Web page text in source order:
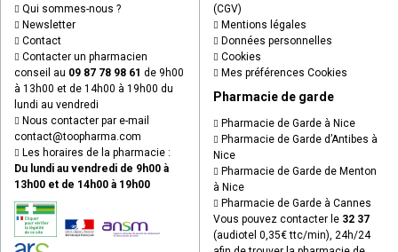
Qui sommes-nous ?
Newsletter
Contact
Contacter un pharmacien
conseil au 09 87 78 98 61 de 9h00
à 13h00 et de 14h00 à 19h00 du
lundi au vendredi
Nous contacter par e-mail
contact@toopharma.com
Les horaires de la pharmacie :
Du lundi au vendredi de 9h00 à
13h00 et de 14h00 à 19h00
(CGV)
Mentions légales
Données personnelles
Cookies
Mes préférences Cookies
Pharmacie de garde
Pharmacie de Garde à Nice
Pharmacie de Garde d’Antibes à
Nice
Pharmacie de Garde de Menton
à Nice
Pharmacie de Garde à Cannes
Vous pouvez contacter le 32 37
(audiotel 0,35€ ttc/min), 24h/24